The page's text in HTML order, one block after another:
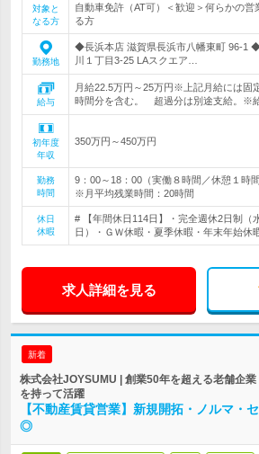
対象と
なる方
自動車免許（AT可）＜歓迎＞何らかの営
る方
勤務地
◆長浜本店 滋賀県長浜市八幡東町 96-1
川１丁目3-25 LAスクエア…
給与
月給22.5万円～25万円※上記月給には固
時間分を含む。 超過分は別途支給。※
初年度
年収
350万円～450万円
勤務
時間
9：00～18：00（実働８時間／休憩１時
※月平均残業時間：20時間
休日
休暇
# 【年間休日114日】・完全週休2日制（
日）・ＧＷ休暇・夏季休暇・年末年始休
求人詳細を見る
新着
株式会社JOYSUMU | 創業50年を超える老舗企
を持って活躍
【不動産賃貸営業】新規開拓・ノルマ・
◎